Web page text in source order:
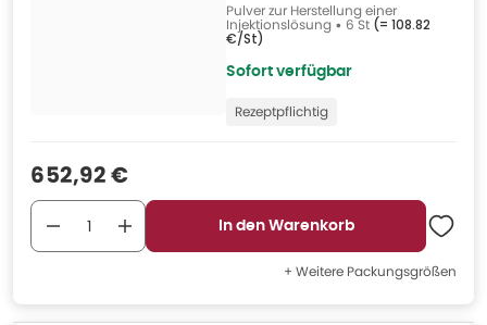
Pulver zur Herstellung einer
Injektionslösung • 6 St (= 108.82
€/St)
Sofort verfügbar
Rezeptpflichtig
Verkaufspreis
652,92 €
In den Warenkorb
+ Weitere Packungsgrößen